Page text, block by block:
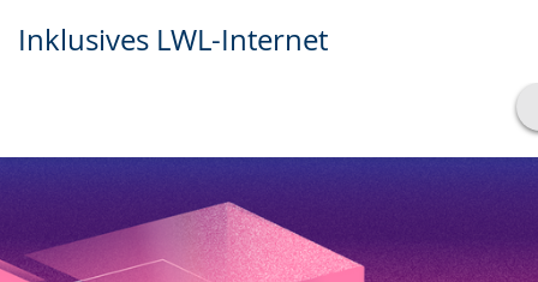
Inklusives LWL-Internet